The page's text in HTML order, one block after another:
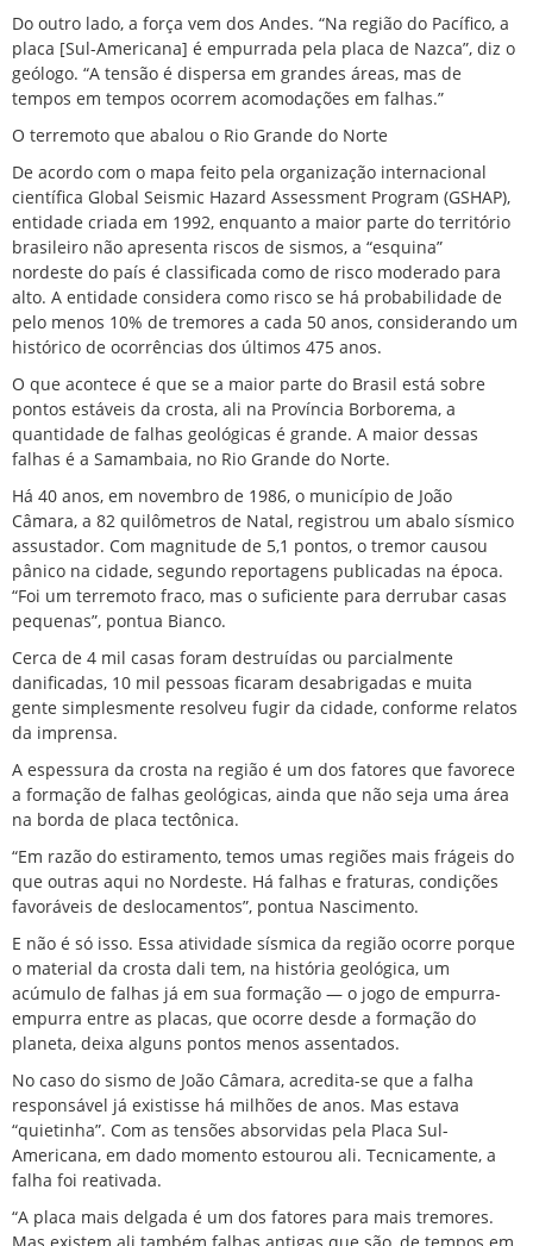
Do outro lado, a força vem dos Andes. “Na região do Pacífico, a
placa [Sul-Americana] é empurrada pela placa de Nazca”, diz o
geólogo. “A tensão é dispersa em grandes áreas, mas de
tempos em tempos ocorrem acomodações em falhas.”
O terremoto que abalou o Rio Grande do Norte
De acordo com o mapa feito pela organização internacional
científica Global Seismic Hazard Assessment Program (GSHAP),
entidade criada em 1992, enquanto a maior parte do território
brasileiro não apresenta riscos de sismos, a “esquina”
nordeste do país é classificada como de risco moderado para
alto. A entidade considera como risco se há probabilidade de
pelo menos 10% de tremores a cada 50 anos, considerando um
histórico de ocorrências dos últimos 475 anos.
O que acontece é que se a maior parte do Brasil está sobre
pontos estáveis da crosta, ali na Província Borborema, a
quantidade de falhas geológicas é grande. A maior dessas
falhas é a Samambaia, no Rio Grande do Norte.
Há 40 anos, em novembro de 1986, o município de João
Câmara, a 82 quilômetros de Natal, registrou um abalo sísmico
assustador. Com magnitude de 5,1 pontos, o tremor causou
pânico na cidade, segundo reportagens publicadas na época.
“Foi um terremoto fraco, mas o suficiente para derrubar casas
pequenas”, pontua Bianco.
Cerca de 4 mil casas foram destruídas ou parcialmente
danificadas, 10 mil pessoas ficaram desabrigadas e muita
gente simplesmente resolveu fugir da cidade, conforme relatos
da imprensa.
A espessura da crosta na região é um dos fatores que favorece
a formação de falhas geológicas, ainda que não seja uma área
na borda de placa tectônica.
“Em razão do estiramento, temos umas regiões mais frágeis do
que outras aqui no Nordeste. Há falhas e fraturas, condições
favoráveis de deslocamentos”, pontua Nascimento.
E não é só isso. Essa atividade sísmica da região ocorre porque
o material da crosta dali tem, na história geológica, um
acúmulo de falhas já em sua formação — o jogo de empurra-
empurra entre as placas, que ocorre desde a formação do
planeta, deixa alguns pontos menos assentados.
No caso do sismo de João Câmara, acredita-se que a falha
responsável já existisse há milhões de anos. Mas estava
“quietinha”. Com as tensões absorvidas pela Placa Sul-
Americana, em dado momento estourou ali. Tecnicamente, a
falha foi reativada.
“A placa mais delgada é um dos fatores para mais tremores.